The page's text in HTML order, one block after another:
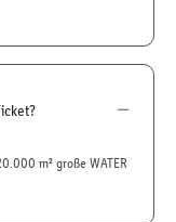
m² große WATER